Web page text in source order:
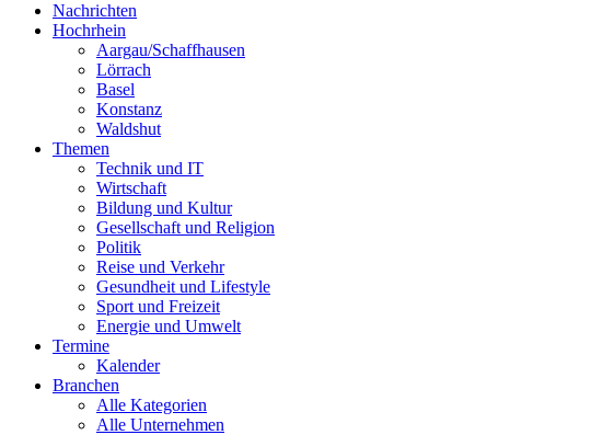
Nachrichten
Hochrhein
Aargau/Schaffhausen
Lörrach
Basel
Konstanz
Waldshut
Themen
Technik und IT
Wirtschaft
Bildung und Kultur
Gesellschaft und Religion
Politik
Reise und Verkehr
Gesundheit und Lifestyle
Sport und Freizeit
Energie und Umwelt
Termine
Kalender
Branchen
Alle Kategorien
Alle Unternehmen